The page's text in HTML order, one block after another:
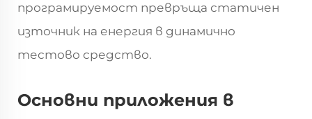
програмируемост превръща статичен
източник на енергия в динамично
тестово средство.
Основни приложения в